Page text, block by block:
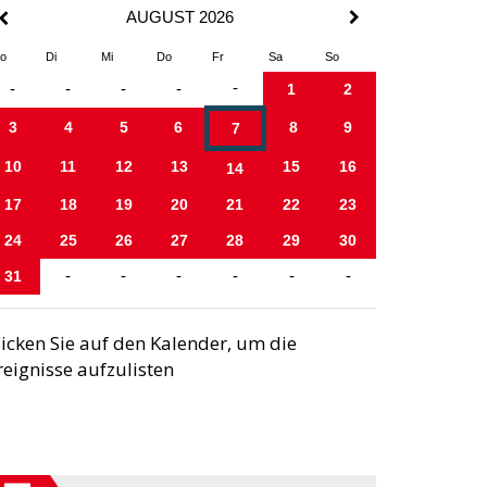
AUGUST 2026
Di Mi Do Fr Sa So
- - - - - 1 2
3 4 5 6 7 8 9
10 11 12 13 14 15 16
17 18 19 20 21 22 23
24 25 26 27 28 29 30
31 - - - - - -
Sie auf den Kalender, um die
aufzulisten